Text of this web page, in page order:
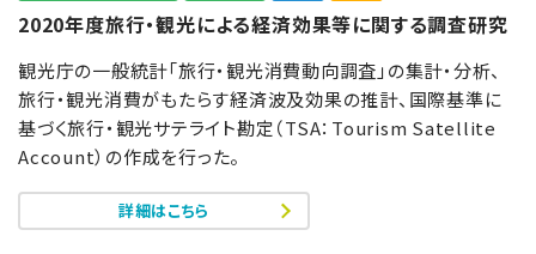
2020年度旅行・観光による経済効果等に関する調査研究
観光庁の一般統計「旅行・観光消費動向調査」の集計・分析、
旅行・観光消費がもたらす経済波及効果の推計、国際基準に
基づく旅行・観光サテライト勘定（TSA：Tourism Satellite
Account）の作成を行った。
詳細はこちら